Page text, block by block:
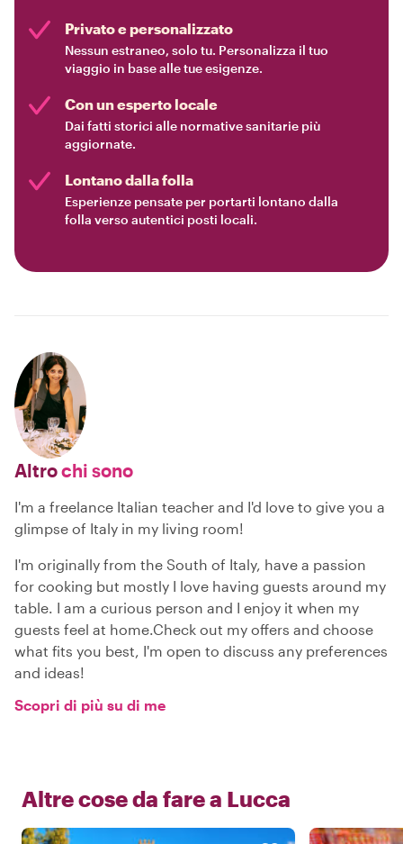
Privato e personalizzato
Nessun estraneo, solo tu. Personalizza il tuo
viaggio in base alle tue esigenze.
Con un esperto locale
Dai fatti storici alle normative sanitarie più
aggiornate.
Lontano dalla folla
Esperienze pensate per portarti lontano dalla
folla verso autentici posti locali.
Altrochi sono
I'm a freelance Italian teacher and I'd love to give you a
glimpse of Italy in my living room!
I'm originally from the South of Italy, have a passion
for cooking but mostly I love having guests around my
table. I am a curious person and I enjoy it when my
guests feel at home.Check out my offers and choose
what fits you best, I'm open to discuss any preferences
and ideas!
Scopri di più su di me
Altre cose da fare a Lucca